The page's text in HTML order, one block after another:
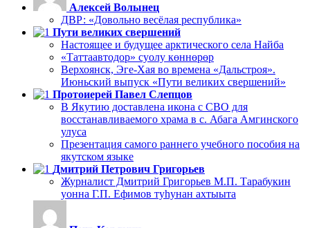
Алексей Волынец
ДВР: «Довольно весёлая республика»
Пути великих свершений
Настоящее и будущее арктического села Найба
«Таттаавтодор» суолу көннөрөр
Верхоянск, Эге-Хая во времена «Дальстроя».
Июньский выпуск «Пути великих свершений»
Протоиерей Павел Слепцов
В Якутию доставлена икона с СВО для
восстанавливаемого храма в с. Абага Амгинского
улуса
Презентация самого раннего учебного пособия на
якутском языке
Дмитрий Петрович Григорьев
Журналист Дмитрий Григорьев М.П. Тарабукин
уонна Г.П. Ефимов туһунан ахтыыта